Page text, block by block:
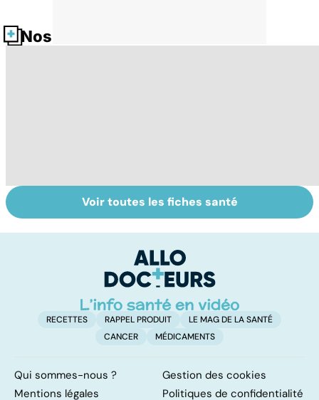
Nos fiches santé
Le café : une
mine d'or pour
Les aidants
familiaux aussi
Voir toutes les fiches santé
RECETTES RAPPEL PRODUIT
LE MAG DE LA SANTÉ
CANCER
MÉDICAMENTS
Qui sommes-nous ?
Gestion des cookies
Mentions légales
Politiques de confidentialité